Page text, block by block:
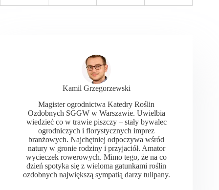
Kamil Grzegorzewski
Magister ogrodnictwa Katedry Roślin
Ozdobnych SGGW w Warszawie. Uwielbia
wiedzieć co w trawie piszczy – stały bywalec
ogrodniczych i florystycznych imprez
branżowych. Najchętniej odpoczywa wśród
natury w gronie rodziny i przyjaciół. Amator
wycieczek rowerowych. Mimo tego, że na co
dzień spotyka się z wieloma gatunkami roślin
ozdobnych największą sympatią darzy tulipany.